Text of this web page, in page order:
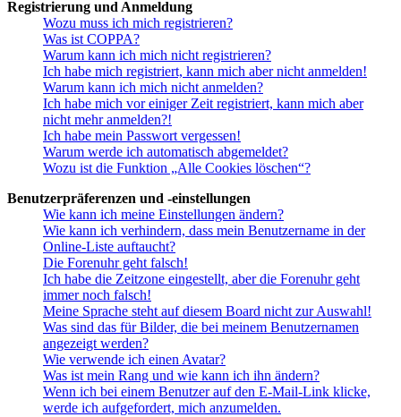
Registrierung und Anmeldung
Wozu muss ich mich registrieren?
Was ist COPPA?
Warum kann ich mich nicht registrieren?
Ich habe mich registriert, kann mich aber nicht anmelden!
Warum kann ich mich nicht anmelden?
Ich habe mich vor einiger Zeit registriert, kann mich aber
nicht mehr anmelden?!
Ich habe mein Passwort vergessen!
Warum werde ich automatisch abgemeldet?
Wozu ist die Funktion „Alle Cookies löschen“?
Benutzerpräferenzen und -einstellungen
Wie kann ich meine Einstellungen ändern?
Wie kann ich verhindern, dass mein Benutzername in der
Online-Liste auftaucht?
Die Forenuhr geht falsch!
Ich habe die Zeitzone eingestellt, aber die Forenuhr geht
immer noch falsch!
Meine Sprache steht auf diesem Board nicht zur Auswahl!
Was sind das für Bilder, die bei meinem Benutzernamen
angezeigt werden?
Wie verwende ich einen Avatar?
Was ist mein Rang und wie kann ich ihn ändern?
Wenn ich bei einem Benutzer auf den E-Mail-Link klicke,
werde ich aufgefordert, mich anzumelden.